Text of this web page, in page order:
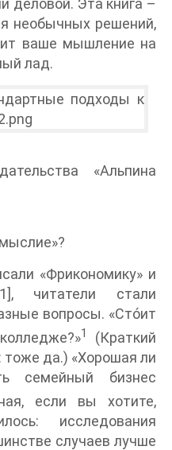
необычных решений,
ваше мышление на
лад.
«Альпина
«Фрикономику» и
читатели стали
вопросы. «Стóит
1
(Краткий
да.) «Хорошая ли
семейный бизнес
если вы хотите,
исследования
случаев лучше